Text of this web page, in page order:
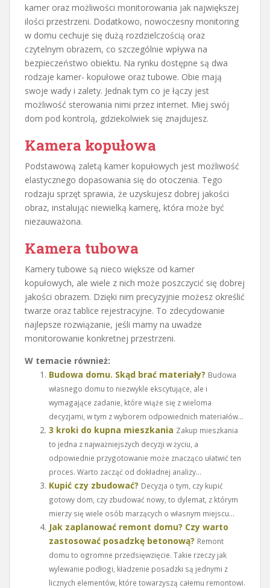
kamer oraz możliwości monitorowania jak największej
ilości przestrzeni. Dodatkowo, nowoczesny monitoring
w domu cechuje się dużą rozdzielczością oraz
czytelnym obrazem, co szczególnie wpływa na
bezpieczeństwo obiektu. Na rynku dostępne są dwa
rodzaje kamer- kopułowe oraz tubowe. Obie mają
swoje wady i zalety. Jednak tym co je łączy jest
możliwość sterowania nimi przez internet. Miej swój
dom pod kontrolą, gdziekolwiek się znajdujesz.
Kamera kopułowa
Podstawową zaletą kamer kopułowych jest możliwość
elastycznego dopasowania się do otoczenia. Tego
rodzaju sprzęt sprawia, że uzyskujesz dobrej jakości
obraz, instalując niewielką kamerę, która może być
niezauważona.
Kamera tubowa
Kamery tubowe są nieco większe od kamer
kopułowych, ale wiele z nich może poszczycić się dobrej
jakości obrazem. Dzięki nim precyzyjnie możesz określić
twarze oraz tablice rejestracyjne. To zdecydowanie
najlepsze rozwiązanie, jeśli mamy na uwadze
monitorowanie konkretnej przestrzeni.
W temacie również:
Budowa domu. Skąd brać materiały? Budowa
własnego domu to niezwykle ekscytujące, ale i
wymagające zadanie, które wiąże się z wieloma
decyzjami, w tym z wyborem odpowiednich materiałów...
3 kroki do kupna mieszkania Zakup mieszkania
to jedna z najważniejszych decyzji w życiu, a
odpowiednie przygotowanie może znacząco ułatwić ten
proces. Warto zacząć od dokładnej analizy...
Kupić czy zbudować? Decyzja o tym, czy kupić
gotowy dom, czy zbudować nowy, to dylemat, z którym
mierzy się wiele osób marzących o własnym miejscu...
Jak zaplanować remont domu? Czy warto
zastosować posadzkę betonową? Remont
domu to ogromne przedsięwzięcie. Takie rzeczy jak
wylewanie podłogi, kładzenie posadzki są jednymi z
licznych elementów, które towarzyszą całemu remontowi.